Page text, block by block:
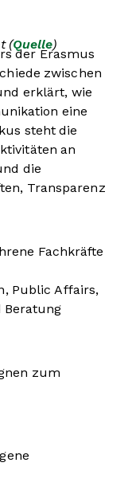
(Quelle)
der Erasmus
zwischen
erklärt, wie
eine
steht die
an
die
Transparenz
Fachkräfte
Public Affairs,
Beratung
zum